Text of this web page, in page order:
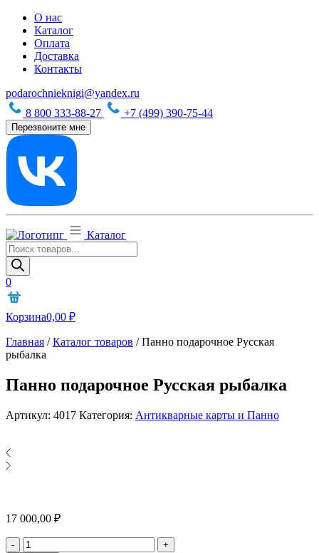
О нас
Каталог
Оплата
Доставка
Контакты
podarochnieknigi@yandex.ru
8 800 333-88-27
+7 (499) 390-75-44
Перезвоните мне
Каталог
Поиск
товаров
0
Корзина0,00 ₽
Главная /Каталог товаров /Панно подарочное Русская
рыбалка
Панно подарочное Русская рыбалка
Артикул: 4017 Категория: Антикварные карты и Панно
17 000,00 ₽
- Количество
+